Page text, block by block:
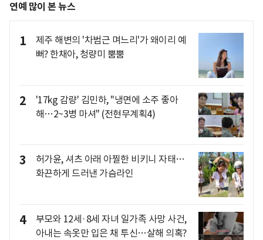
연예 많이 본 뉴스
1
제주 해변의 '차범근 며느리'가 왜이리 예
뻐? 한채아, 청량미 뿜뿜
2
'17kg 감량' 김민하, "냉면에 소주 좋아
해…2~3병 마셔" (전현무계획4)
3
허가윤, 셔츠 아래 아찔한 비키니 자태…
화끈하게 드러낸 가슴라인
4
부모와 12세·8세 자녀 일가족 사망 사건,
아내는 속옷만 입은 채 투신…살해 의혹?